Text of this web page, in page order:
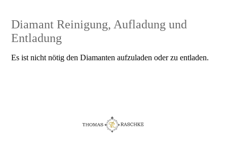
Diamant Reinigung, Aufladung und
Entladung
Es ist nicht nötig den Diamanten aufzuladen oder zu entladen.